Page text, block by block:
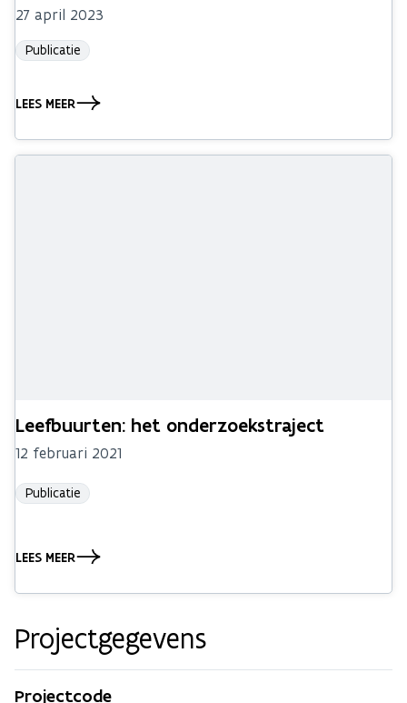
27 april 2023
Publicatie
LEES MEER
Leefbuurten: het onderzoekstraject
12 februari 2021
Publicatie
LEES MEER
Projectgegevens
Projectcode